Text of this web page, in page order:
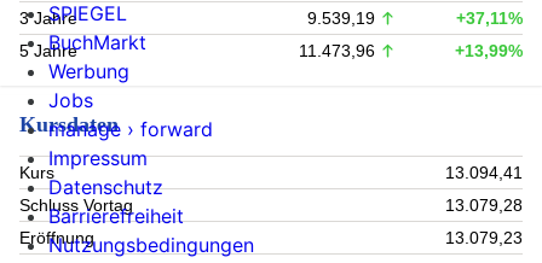
3 Jahre
9.539,19
+37,11%
5 Jahre
11.473,96 +13,99%
Kursdaten
Kurs
13.094,41
Schluss Vortag
13.079,28
Eröffnung
13.079,23
SPIEGEL
BuchMarkt
Werbung
Jobs
manage › forward
Impressum
Datenschutz
Barrierefreiheit
Nutzungsbedingungen